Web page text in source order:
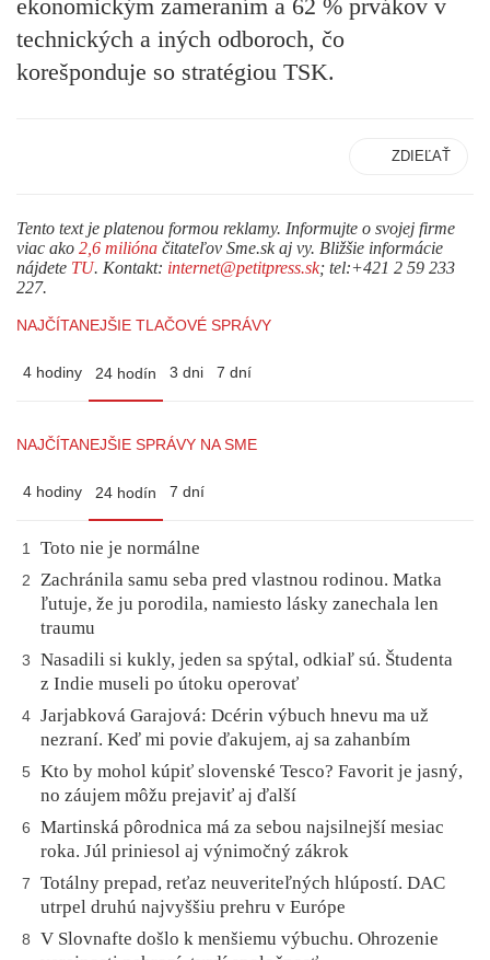
ekonomickým zameraním a 62 % prvákov v
technických a iných odboroch, čo
korešponduje so stratégiou TSK.
ZDIEĽAŤ
Tento text je platenou formou reklamy. Informujte o svojej firme
viac ako 2,6 milióna čitateľov Sme.sk aj vy. Bližšie informácie
nájdete TU. Kontakt: internet@petitpress.sk; tel:+421 2 59 233
227.
NAJČÍTANEJŠIE TLAČOVÉ SPRÁVY
4 hodiny 24 hodín 3 dni 7 dní
NAJČÍTANEJŠIE SPRÁVY NA SME
4 hodiny 24 hodín 7 dní
1 Toto nie je normálne
2
Zachránila samu seba pred vlastnou rodinou. Matka
ľutuje, že ju porodila, namiesto lásky zanechala len
traumu
3
Nasadili si kukly, jeden sa spýtal, odkiaľ sú. Študenta
z Indie museli po útoku operovať
4 Jarjabková Garajová: Dcérin výbuch hnevu ma už
nezraní. Keď mi povie ďakujem, aj sa zahanbím
5
Kto by mohol kúpiť slovenské Tesco? Favorit je jasný,
no záujem môžu prejaviť aj ďalší
6
Martinská pôrodnica má za sebou najsilnejší mesiac
roka. Júl priniesol aj výnimočný zákrok
7
Totálny prepad, reťaz neuveriteľných hlúpostí. DAC
utrpel druhú najvyššiu prehru v Európe
8
V Slovnafte došlo k menšiemu výbuchu. Ohrozenie